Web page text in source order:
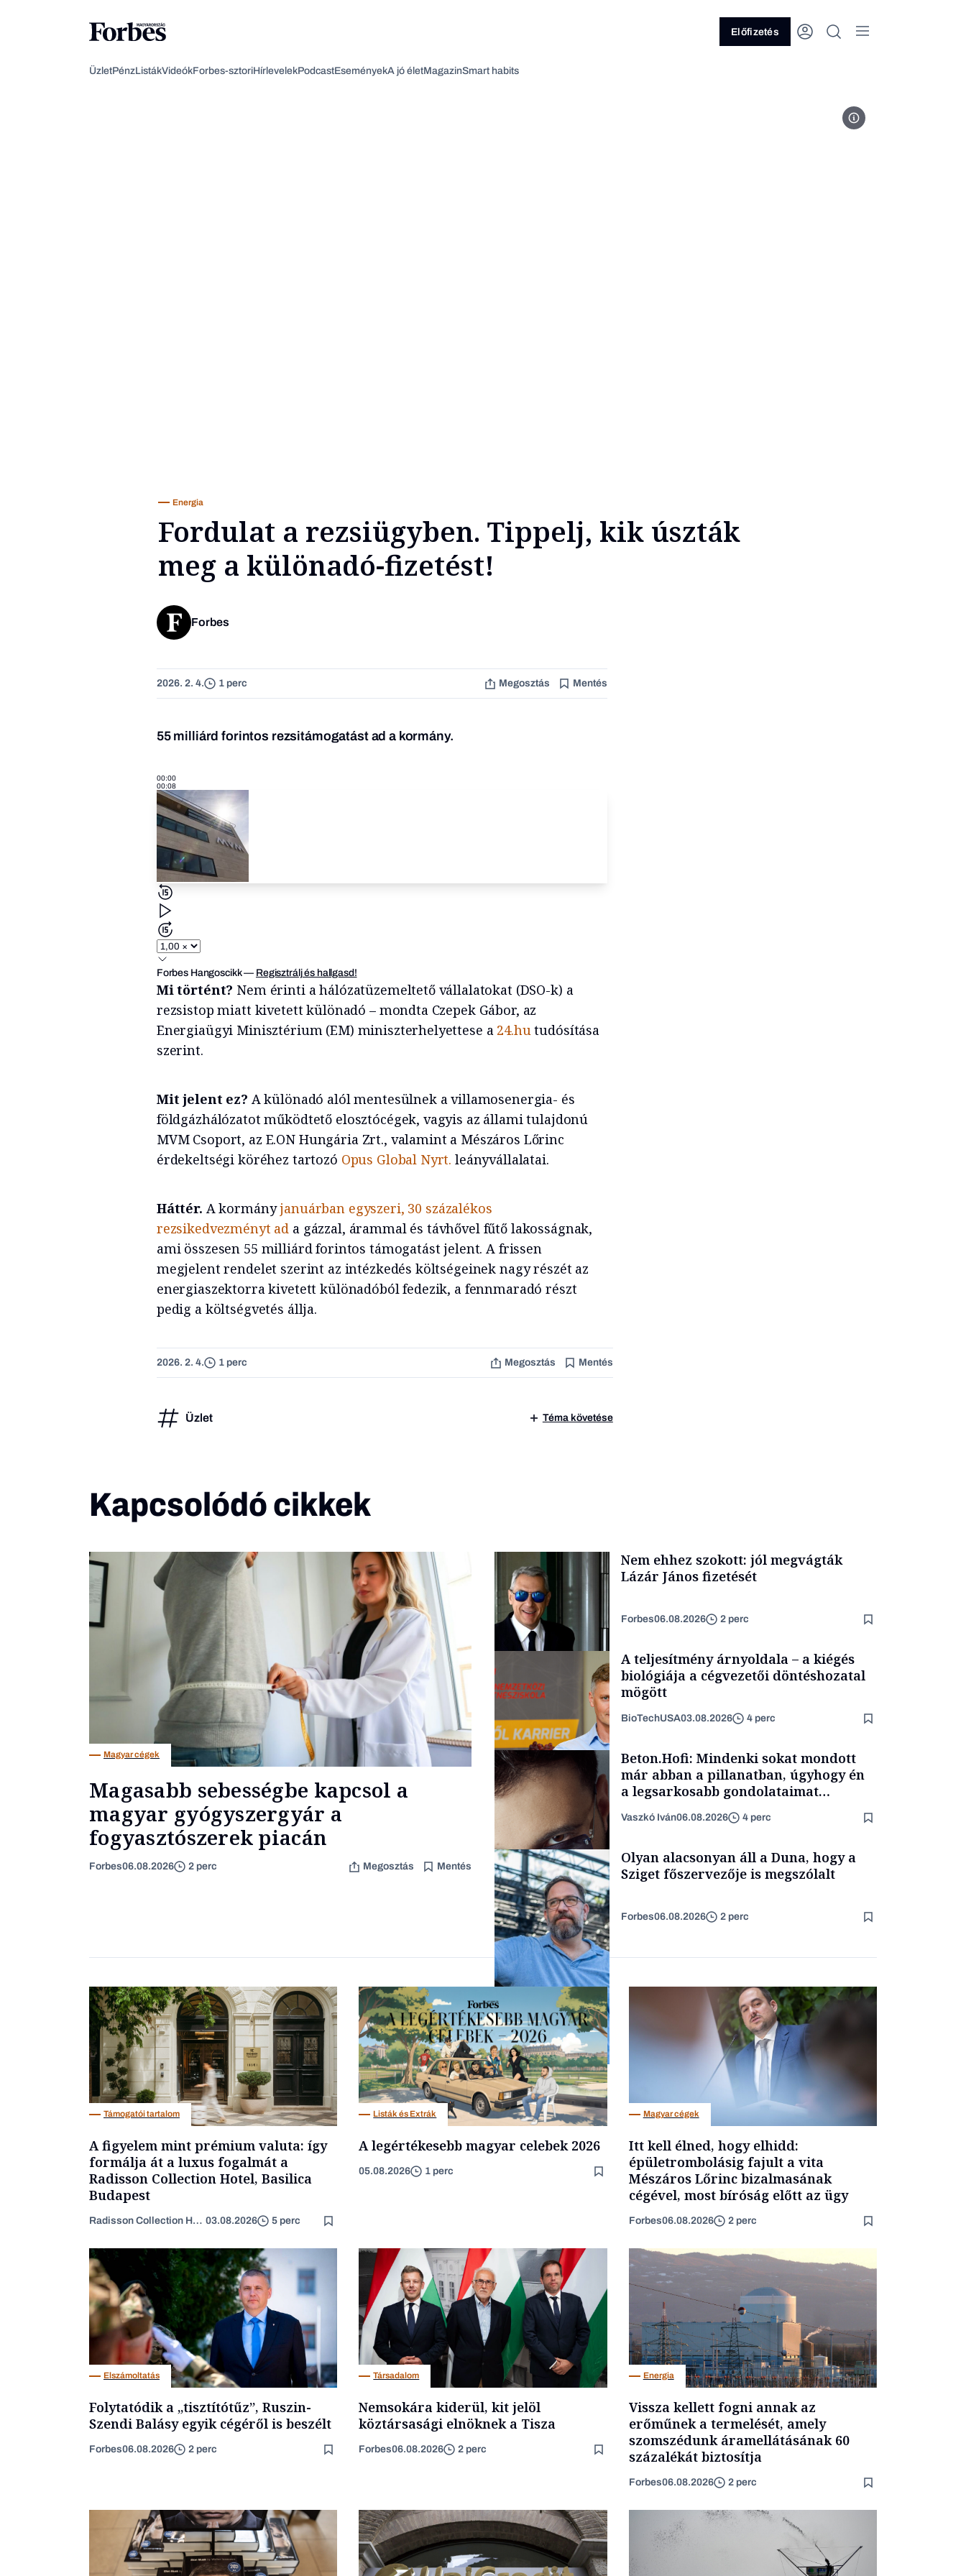
Előfizetés
ÜzletPénzListákVideókForbes-sztoriHírlevelekPodcastEseményekA jó életMagazinSmart habits
Fotó: MVM Zrt.
Energia
Fordulat a rezsiügyben. Tippelj, kik úszták
meg a különadó-fizetést!
Forbes
2026. 2. 4. 1 perc Megosztás Mentés
55 milliárd forintos rezsitámogatást ad a kormány.
00:00
00:08
Forbes Hangoscikk— Regisztrálj és hallgasd!
Mi történt? Nem érinti a hálózatüzemeltető vállalatokat (DSO-k) a
rezsistop miatt kivetett különadó – mondta Czepek Gábor, az
Energiaügyi Minisztérium (EM) miniszterhelyettese a 24.hu tudósítása
szerint.
Mit jelent ez? A különadó alól mentesülnek a villamosenergia- és
földgázhálózatot működtető elosztócégek, vagyis az állami tulajdonú
MVM Csoport, az E.ON Hungária Zrt., valamint a Mészáros Lőrinc
érdekeltségi köréhez tartozó Opus Global Nyrt. leányvállalatai.
Háttér. A kormányjanuárban egyszeri, 30 százalékos
rezsikedvezményt ad a gázzal, árammal és távhővel fűtő lakosságnak,
ami összesen 55 milliárd forintos támogatást jelent. A frissen
megjelent rendelet szerint az intézkedés költségeinek nagy részét az
energiaszektorra kivetett különadóból fedezik, a fennmaradó részt
pedig a költségvetés állja.
2026. 2. 4. 1 perc Megosztás Mentés
Üzlet Téma követése
Kapcsolódó cikkek
Magyar cégek
Magasabb sebességbe kapcsol a
magyar gyógyszergyár a
fogyasztószerek piacán
Forbes06.08.2026 2 perc Megosztás Mentés
Nem ehhez szokott: jól megvágták
Lázár János fizetését
Forbes06.08.2026 2 perc
Content Lab HUB
A teljesítmény árnyoldala – a kiégés
biológiája a cégvezetői döntéshozatal
mögött
BioTechUSA03.08.2026 4 perc
Forbes-sztori
Beton.Hofi: Mindenki sokat mondott
már abban a pillanatban, úgyhogy én
a legsarkosabb gondolataimat
Vaszkó Iván06.08.2026 4 perc
Társadalom
Olyan alacsonyan áll a Duna, hogy a
Sziget főszervezője is megszólalt
Forbes06.08.2026 2 perc
Támogatói tartalom
A figyelem mint prémium valuta: így
formálja át a luxus fogalmát a
Radisson Collection Hotel, Basilica
Budapest
Radisson Collection Hotel 03.08.2026 5 perc
Listák és Extrák
A legértékesebb magyar celebek 2026
05.08.2026 1 perc
Magyar cégek
Itt kell élned, hogy elhidd:
épületrombolásig fajult a vita
Mészáros Lőrinc bizalmasának
cégével, most bíróság előtt az ügy
Forbes06.08.2026 2 perc
Elszámoltatás
Folytatódik a „tisztítótűz”, Ruszin-
Szendi Balásy egyik cégéről is beszélt
Forbes06.08.2026 2 perc
Társadalom
Nemsokára kiderül, kit jelöl
köztársasági elnöknek a Tisza
Forbes06.08.2026 2 perc
Energia
Vissza kellett fogni annak az
erőműnek a termelését, amely
szomszédunk áramellátásának 60
százalékát biztosítja
Forbes06.08.2026 2 perc